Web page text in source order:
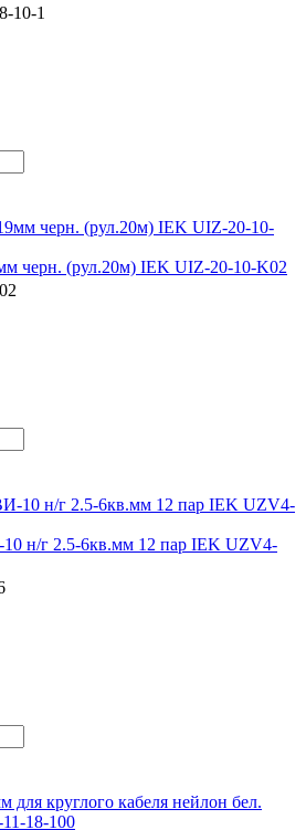
10-1
черн. (рул.20м) IEK UIZ-20-10-K02
н/г 2.5-6кв.мм 12 пар IEK UZV4-